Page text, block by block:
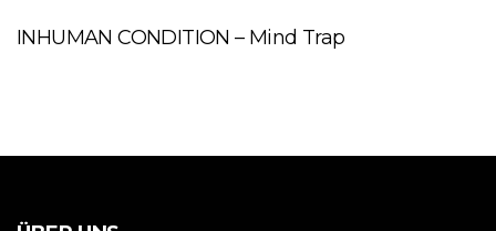
INHUMAN CONDITION – Mind Trap